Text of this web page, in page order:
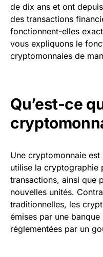
de dix ans et ont
des transactions
fonctionnent-elles
vous expliquons le
cryptomonnaies de
Qu’est-ce
Une cryptomonnaie
utilise la cryptographie
transactions, ainsi que
nouvelles unités.
traditionnelles, les
émises par une
réglementées par un